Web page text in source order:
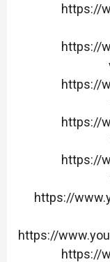
https://
https://
https://
https://
https://
https://
https://
https://